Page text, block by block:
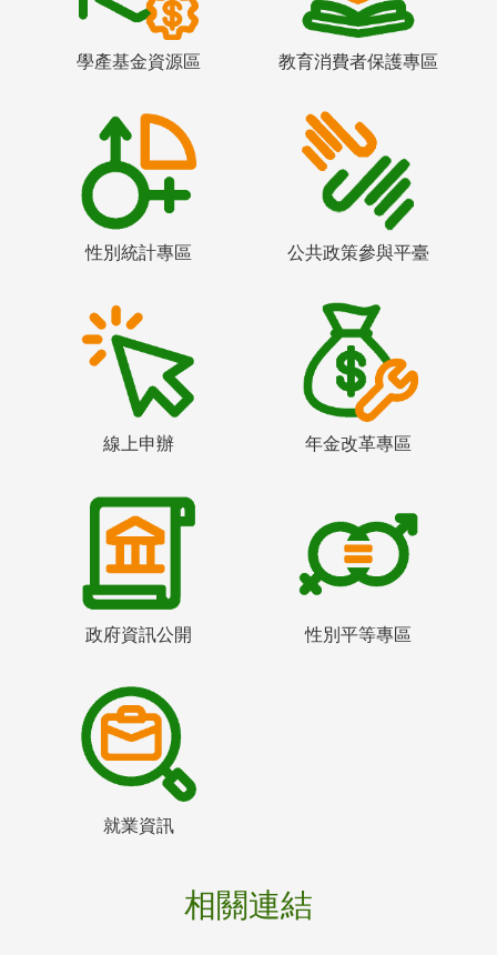
學產基金資源區 教育消費者保護專區
性別統計專區 公共政策參與平臺
線上申辦 年金改革專區
政府資訊公開 性別平等專區
就業資訊
相關連結